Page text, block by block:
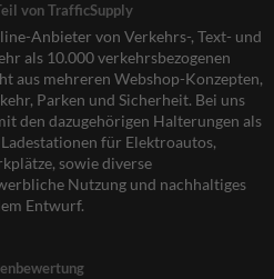
von TrafficSupply
Anbieter von Verkehrs-, Text- und
als 10.000 verkehrsbezogenen
aus mehreren Webshop-Konzepten,
Parken und Sicherheit. Bei uns
den dazugehörigen Halterungen als
für Elektroautos,
sowie diverse
Nutzung und nachhaltiges
Entwurf.